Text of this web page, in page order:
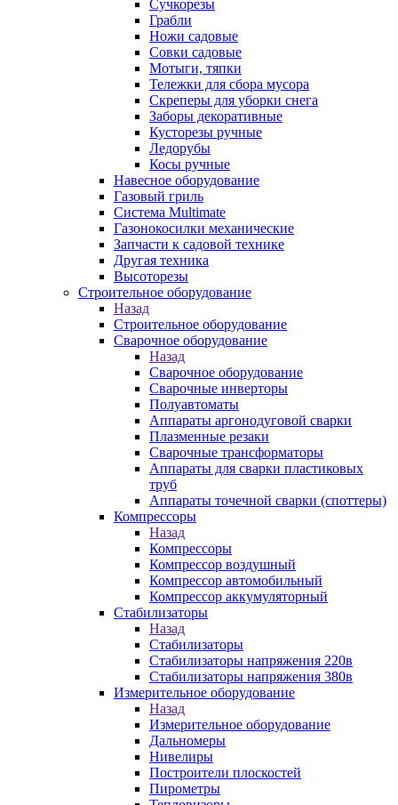
Сучкорезы
Грабли
Ножи садовые
Совки садовые
Мотыги, тяпки
Тележки для сбора мусора
Скреперы для уборки снега
Заборы декоративные
Кусторезы ручные
Ледорубы
Косы ручные
Навесное оборудование
Газовый гриль
Система Multimate
Газонокосилки механические
Запчасти к садовой технике
Другая техника
Высоторезы
Строительное оборудование
Назад
Строительное оборудование
Сварочное оборудование
Назад
Сварочное оборудование
Сварочные инверторы
Полуавтоматы
Аппараты аргонодуговой сварки
Плазменные резаки
Сварочные трансформаторы
Аппараты для сварки пластиковых
труб
Аппараты точечной сварки (споттеры)
Компрессоры
Назад
Компрессоры
Компрессор воздушный
Компрессор автомобильный
Компрессор аккумуляторный
Стабилизаторы
Назад
Стабилизаторы
Стабилизаторы напряжения 220в
Стабилизаторы напряжения 380в
Измерительное оборудование
Назад
Измерительное оборудование
Дальномеры
Нивелиры
Построители плоскостей
Пирометры